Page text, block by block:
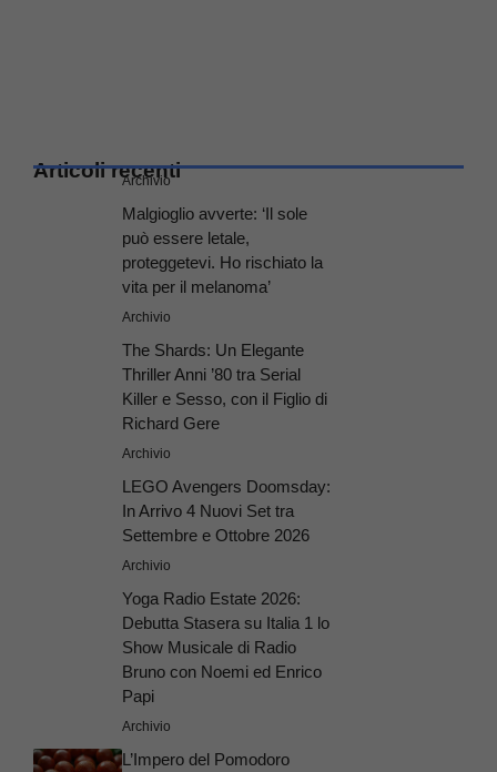
Articoli recenti
Archivio
Malgioglio avverte: ‘Il sole
può essere letale,
proteggetevi. Ho rischiato la
vita per il melanoma’
Archivio
The Shards: Un Elegante
Thriller Anni ’80 tra Serial
Killer e Sesso, con il Figlio di
Richard Gere
Archivio
LEGO Avengers Doomsday:
In Arrivo 4 Nuovi Set tra
Settembre e Ottobre 2026
Archivio
Yoga Radio Estate 2026:
Debutta Stasera su Italia 1 lo
Show Musicale di Radio
Bruno con Noemi ed Enrico
Papi
Archivio
L’Impero del Pomodoro